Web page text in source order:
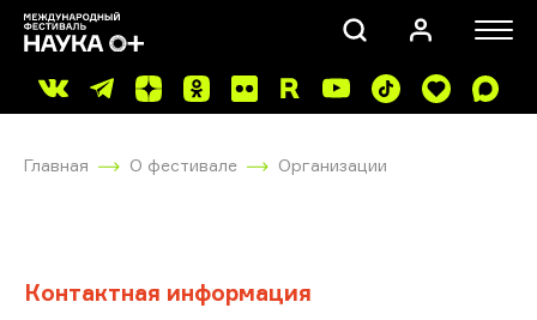
Главная О фестивале Организации
Контактная информация